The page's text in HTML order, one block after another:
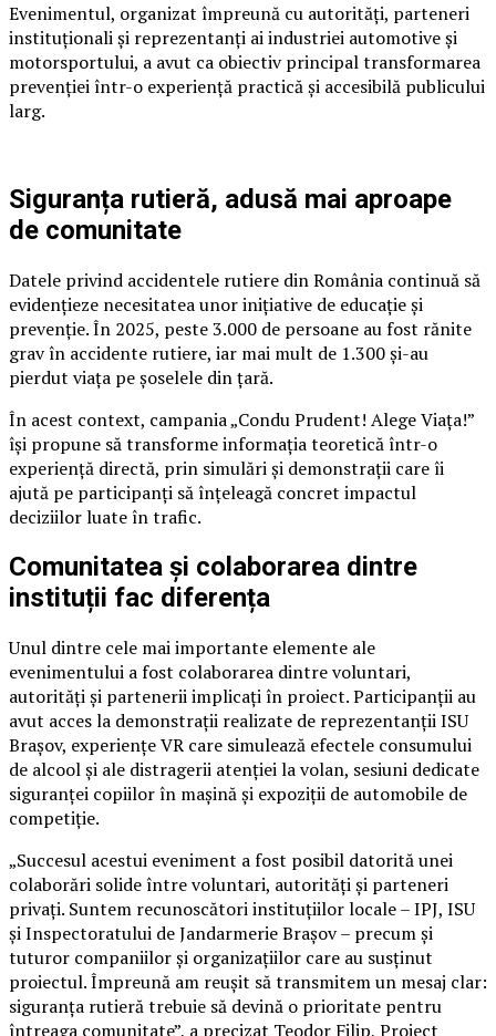
Evenimentul, organizat împreună cu autorități, parteneri
instituționali și reprezentanți ai industriei automotive și
motorsportului, a avut ca obiectiv principal transformarea
prevenției într-o experiență practică și accesibilă publicului
larg.
Siguranța rutieră, adusă mai aproape
de comunitate
Datele privind accidentele rutiere din România continuă să
evidențieze necesitatea unor inițiative de educație și
prevenție. În 2025, peste 3.000 de persoane au fost rănite
grav în accidente rutiere, iar mai mult de 1.300 și-au
pierdut viața pe șoselele din țară.
În acest context, campania „Condu Prudent! Alege Viața!”
își propune să transforme informația teoretică într-o
experiență directă, prin simulări și demonstrații care îi
ajută pe participanți să înțeleagă concret impactul
deciziilor luate în trafic.
Comunitatea și colaborarea dintre
instituții fac diferența
Unul dintre cele mai importante elemente ale
evenimentului a fost colaborarea dintre voluntari,
autorități și partenerii implicați în proiect. Participanții au
avut acces la demonstrații realizate de reprezentanții ISU
Brașov, experiențe VR care simulează efectele consumului
de alcool și ale distragerii atenției la volan, sesiuni dedicate
siguranței copiilor în mașină și expoziții de automobile de
competiție.
„Succesul acestui eveniment a fost posibil datorită unei
colaborări solide între voluntari, autorități și parteneri
privați. Suntem recunoscători instituțiilor locale – IPJ, ISU
și Inspectoratului de Jandarmerie Brașov – precum și
tuturor companiilor și organizațiilor care au susținut
proiectul. Împreună am reușit să transmitem un mesaj clar:
siguranța rutieră trebuie să devină o prioritate pentru
întreaga comunitate”, a precizat Teodor Filip, Project